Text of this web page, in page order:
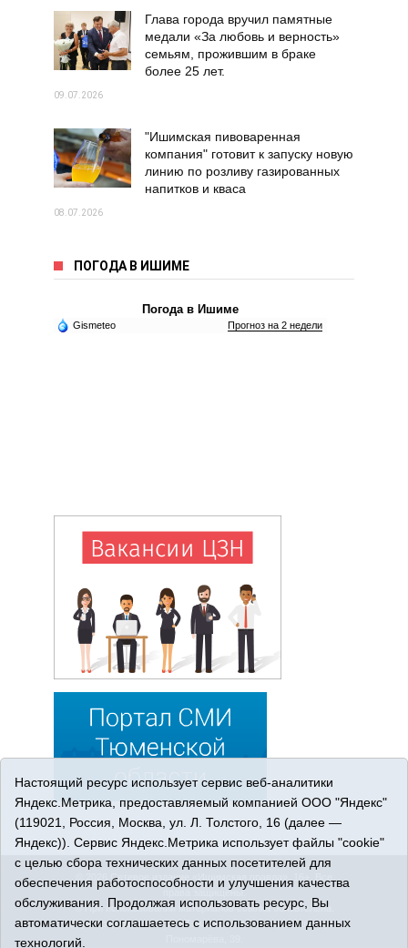
Глава города вручил памятные
медали «За любовь и верность»
семьям, прожившим в браке
более 25 лет.
09.07.2026
"Ишимская пивоваренная
компания" готовит к запуску новую
линию по розливу газированных
напитков и кваса
08.07.2026
ПОГОДА В ИШИМЕ
Погода в Ишиме
Gismeteo Прогноз на 2 недели
© 2026 Сетевое издание «Ишимская правда». 16+. Все
права защищены.
© При использовании материалов ссылка обязательна.
Адрес редакции: 627750 Тюменская область, г. Ишим, ул.
Настоящий ресурс использует сервис веб-аналитики
Яндекс.Метрика, предоставляемый компанией ООО "Яндекс"
(119021, Россия, Москва, ул. Л. Толстого, 16 (далее —
Яндекс)). Сервис Яндекс.Метрика использует файлы "cookie"
с целью сбора технических данных посетителей для
обеспечения работоспособности и улучшения качества
обслуживания. Продолжая использовать ресурс, Вы
автоматически соглашаетесь с использованием данных
технологий.